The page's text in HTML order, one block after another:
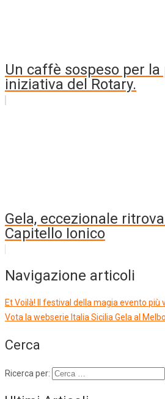
Un caffè sospeso per la
iniziativa del Rotary.
Gela, eccezionale
Capitello Ionico
Navigazione articoli
Et Voilà! Il festival della magia evento più
Vota la webserie Italia Sicilia Gela al
Cerca
Ricerca per: